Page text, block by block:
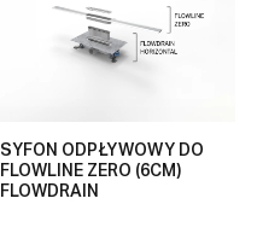
SYFON ODPŁYWOWY DO
FLOWLINE ZERO (6CM)
FLOWDRAIN